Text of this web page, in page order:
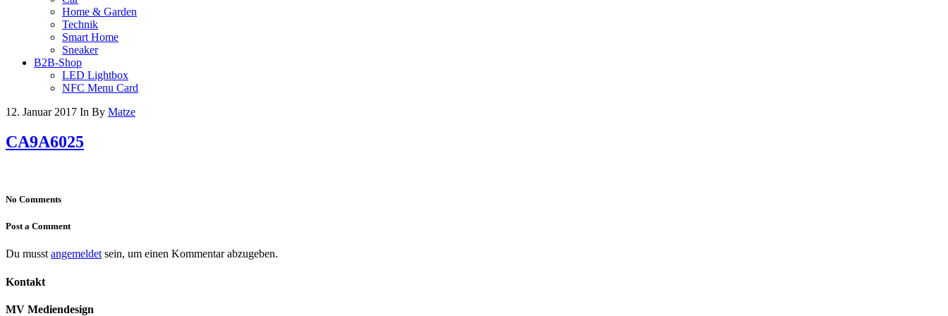
Home & Garden
Technik
Smart Home
Sneaker
B2B-Shop
LED Lightbox
NFC Menu Card
12. Januar 2017 In By Matze
CA9A6025
No Comments
Post a Comment
Du musst angemeldet sein, um einen Kommentar abzugeben.
Kontakt
MV Mediendesign